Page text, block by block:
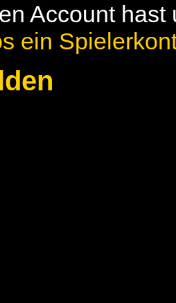
Account
ein